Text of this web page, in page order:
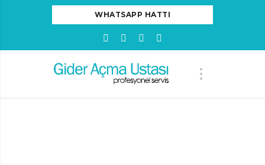
WHATSAPP HATTI